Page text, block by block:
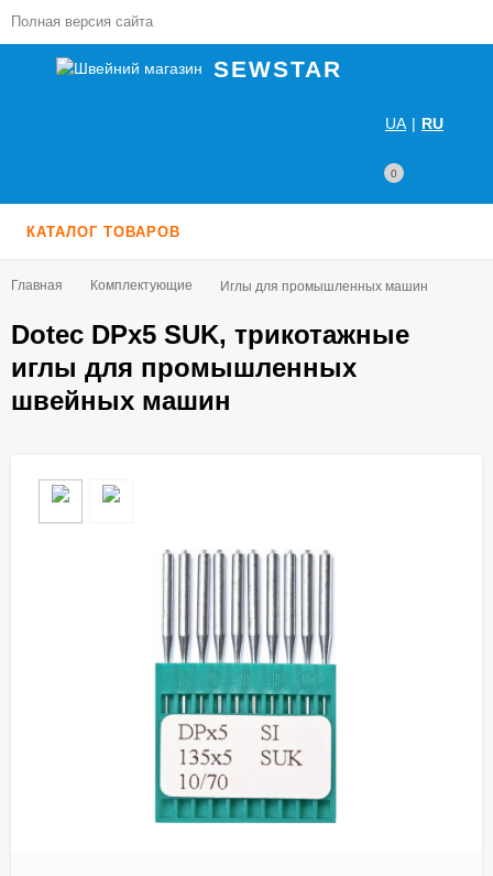
Полная версия сайта
UA | RU
0
SEWSTAR
КАТАЛОГ ТОВАРОВ
Главная Комплектующие Иглы для промышленных машин
Dotec DPx5 SUK, трикотажные
иглы для промышленных
швейных машин